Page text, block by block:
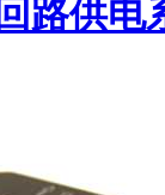
路供电